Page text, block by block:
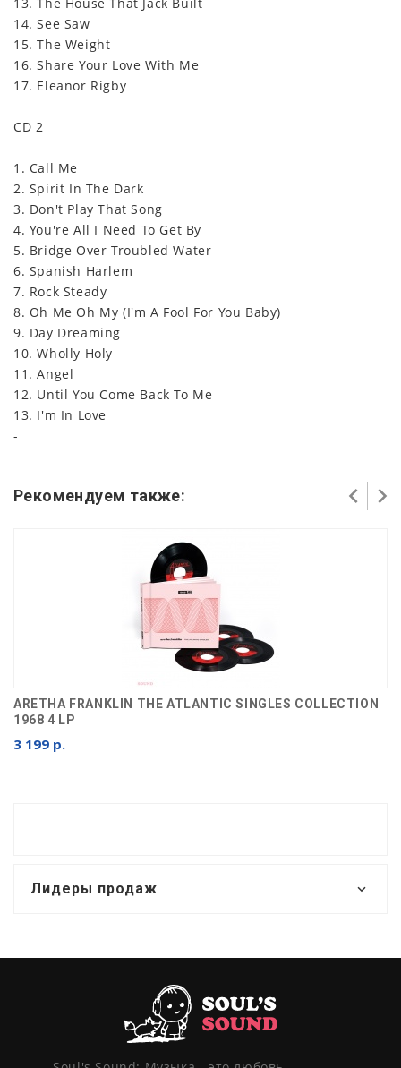
13. The House That Jack Built
14. See Saw
15. The Weight
16. Share Your Love With Me
17. Eleanor Rigby
CD 2
1. Call Me
2. Spirit In The Dark
3. Don't Play That Song
4. You're All I Need To Get By
5. Bridge Over Troubled Water
6. Spanish Harlem
7. Rock Steady
8. Oh Me Oh My (I'm A Fool For You Baby)
9. Day Dreaming
10. Wholly Holy
11. Angel
12. Until You Come Back To Me
13. I'm In Love
-
Рекомендуем также:
ARETHA FRANKLIN THE ATLANTIC SINGLES COLLECTION
1968 4 LP
3 199 р.
Лидеры продаж